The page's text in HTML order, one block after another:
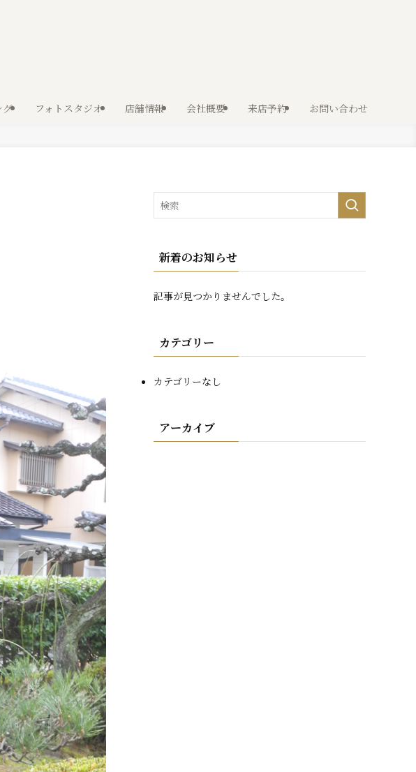
グ フォトスタジオ 店舗情報 会社概要 来店予約 お問い合わせ
新着のお知らせ
記事が見つかりませんでした。
カテゴリー
カテゴリーなし
アーカイブ